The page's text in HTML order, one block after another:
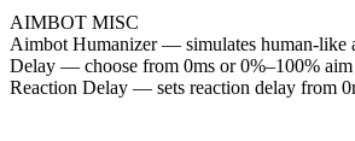
AIMBOT MISC
Aimbot Humanizer — simulates human-like
Delay — choose from 0ms or 0%–100%
Reaction Delay — sets reaction delay from